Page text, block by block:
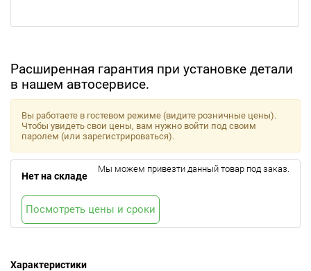
Расширенная гарантия при установке детали
в нашем автосервисе.
Характеристики
Вы работаете в гостевом режиме (видите розничные цены).
Чтобы увидеть свои цены, вам нужно войти под своим
паролем (или зарегистрироваться).
Нет на складе
Мы можем привезти данный товар под заказ.
Посмотреть цены и сроки